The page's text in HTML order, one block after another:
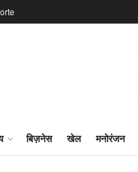
बिज़नेस खेल मनोरंजन